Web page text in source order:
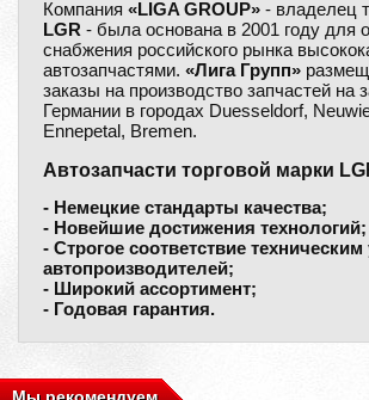
Компания «LIGA GROUP» - владелец
LGR - была основана в 2001 году для
снабжения российского рынка
автозапчастями. «Лига Групп»
заказы на производство запчастей на
Германии в городах Duesseldorf,
Ennepetal, Bremen.
Автозапчасти торговой марки
- Немецкие стандарты качества;
- Новейшие достижения технологий;
- Строгое соответствие
автопроизводителей;
- Широкий ассортимент;
- Годовая гарантия.